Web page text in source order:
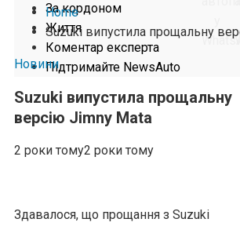
За кордоном
Життя
Коментар експерта
Підтримайте NewsAuto
Home
Suzuki випустила прощальну
Новини
Suzuki випустила прощальну
версію Jimny Mata
2 роки тому2 роки тому
Здавалося, що прощання з Suzuki